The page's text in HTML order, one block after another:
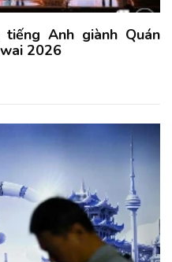
Anh giành Quán
2026